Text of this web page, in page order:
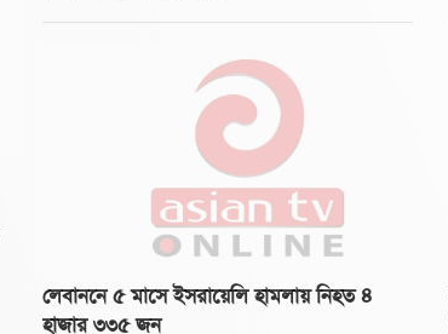
লেবাননে ৫ মাসে ইসরায়েলি হামলায় নিহত ৪
হাজার ৩৩৫ জন